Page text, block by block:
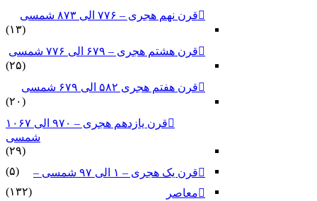
قرن نهم هجری – ۷۷۶ الی ۸۷۳ شمسی
(۱۳)
قرن هشتم هجری – ۶۷۹ الی ۷۷۶ شمسی
(۲۵)
قرن هفتم هجری ۵۸۲ الی ۶۷۹ شمسی
(۲۰)
قرن یازدهم هجری – ۹۷۰ الی ۱۰۶۷
شمسی
(۲۹)
قرن یک هجری – ۱ الی ۹۷ شمسی –
(۵)
معاصر
(۱۳۲)